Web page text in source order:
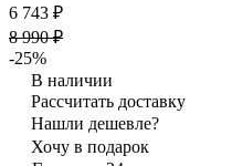
6 743 ₽
8 990 ₽
-25%
В наличии
Рассчитать доставку
Нашли дешевле?
Хочу в подарок